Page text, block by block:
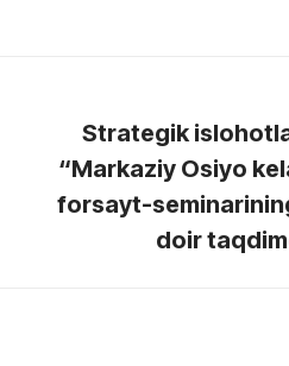
post:
Strategik
“Markaziy Osiyo
forsayt-
doir